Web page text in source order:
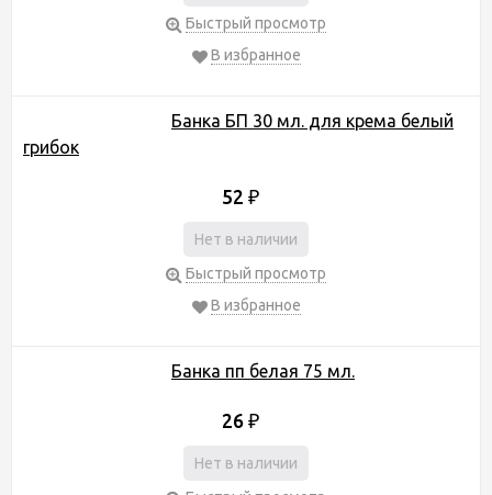
Быстрый просмотр
В избранное
Банка БП 30 мл. для крема белый
грибок
52 ₽
Нет в наличии
Быстрый просмотр
В избранное
Банка пп белая 75 мл.
26 ₽
Нет в наличии